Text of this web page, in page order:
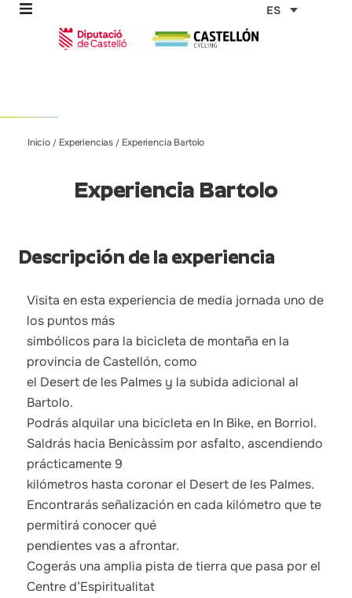
contenido
ES
Inicio/ Experiencias / Experiencia Bartolo
Experiencia Bartolo
Descripción de la experiencia
Visita en esta experiencia de media jornada uno de
los puntos más
simbólicos para la bicicleta de montaña en la
provincia de Castellón, como
el Desert de les Palmes y la subida adicional al
Bartolo.
Podrás alquilar una bicicleta en In Bike, en Borriol.
Saldrás hacia Benicàssim por asfalto, ascendiendo
prácticamente 9
kilómetros hasta coronar el Desert de les Palmes.
Encontrarás señalización en cada kilómetro que te
permitirá conocer qué
pendientes vas a afrontar.
Cogerás una amplia pista de tierra que pasa por el
Centre d’Espiritualitat